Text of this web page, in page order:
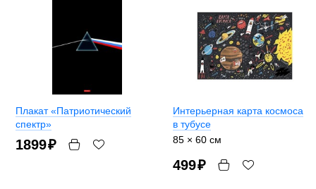
Плакат «Патриотический
спектр»
1899₽
Интерьерная карта космоса
в тубусе
85 × 60 см
499₽